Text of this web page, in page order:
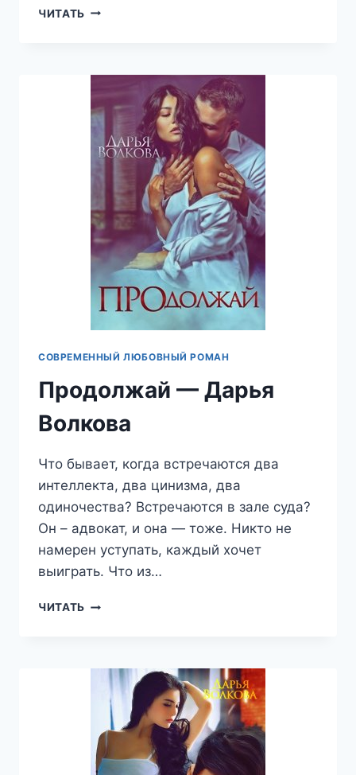
ЧИТАТЬ БАТЯ,
—
ДАРЬЯ
ВОЛКОВА
СОВРЕМЕННЫЙ ЛЮБОВНЫЙ РОМАН
Продолжай — Дарья
Волкова
Что бывает, когда встречаются два
интеллекта, два цинизма, два
одиночества? Встречаются в зале суда?
Он – адвокат, и она — тоже. Никто не
намерен уступать, каждый хочет
выиграть. Что из…
ЧИТАТЬ ПРОДОЛЖАЙ